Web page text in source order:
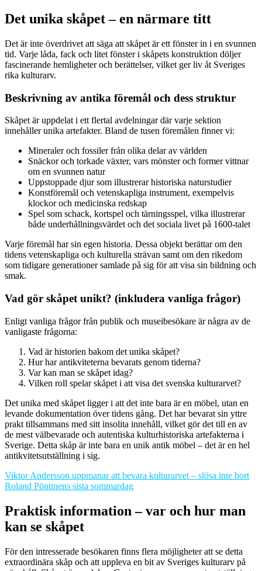
Det unika skåpet – en närmare titt
Det är inte överdrivet att säga att skåpet är ett fönster in i en svunnen
tid. Varje låda, fack och litet fönster i skåpets konstruktion döljer
fascinerande hemligheter och berättelser, vilket ger liv åt Sveriges
rika kulturarv.
Beskrivning av antika föremål och dess struktur
Skåpet är uppdelat i ett flertal avdelningar där varje sektion
innehåller unika artefakter. Bland de tusen föremålen finner vi:
Mineraler och fossiler från olika delar av världen
Snäckor och torkade växter, vars mönster och former vittnar
om en svunnen natur
Uppstoppade djur som illustrerar historiska naturstudier
Konstföremål och vetenskapliga instrument, exempelvis
klockor och medicinska redskap
Spel som schack, kortspel och tärningsspel, vilka illustrerar
både underhållningsvärdet och det sociala livet på 1600-talet
Varje föremål har sin egen historia. Dessa objekt berättar om den
tidens vetenskapliga och kulturella strävan samt om den rikedom
som tidigare generationer samlade på sig för att visa sin bildning och
smak.
Vad gör skåpet unikt? (inkludera vanliga frågor)
Enligt vanliga frågor från publik och museibesökare är några av de
vanligaste frågorna:
Vad är historien bakom det unika skåpet?
Hur har antikviteterna bevarats genom tiderna?
Var kan man se skåpet idag?
Vilken roll spelar skåpet i att visa det svenska kulturarvet?
Det unika med skåpet ligger i att det inte bara är en möbel, utan en
levande dokumentation över tidens gång. Det har bevarat sin yttre
prakt tillsammans med sitt insolita innehåll, vilket gör det till en av
de mest välbevarade och autentiska kulturhistoriska artefakterna i
Sverige. Detta skåp är inte bara en unik antik möbel – det är en hel
antikvitetsutställning i sig.
Viktor Andersson uppmanar att bevara kulturarvet – slösa inte bort
Roland Pöntinens sista sommardag
Praktisk information – var och hur man
kan se skåpet
För den intresserade besökaren finns flera möjligheter att se detta
extraordinära skåp och att uppleva en bit av Sveriges kulturarv på